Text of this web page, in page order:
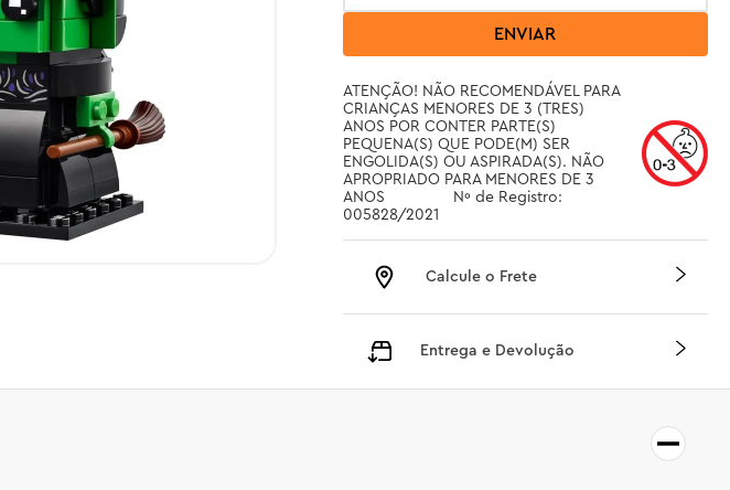
ENVIAR
ATENÇÃO! NÃO RECOMENDÁVEL PARA
CRIANÇAS MENORES DE 3 (TRES)
ANOS POR CONTER PARTE(S)
PEQUENA(S) QUE PODE(M) SER
ENGOLIDA(S) OU ASPIRADA(S). NÃO
APROPRIADO PARA MENORES DE 3
ANOS		 Nº de Registro:
005828/2021
Calcule o Frete
Entrega e Devolução